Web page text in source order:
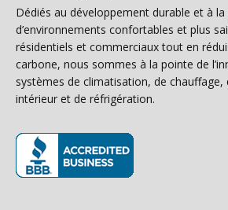
Dédiés au développement durable et à
d’environnements confortables et plus
résidentiels et commerciaux tout en
carbone, nous sommes à la pointe de
systèmes de climatisation, de chauffage,
intérieur et de réfrigération.